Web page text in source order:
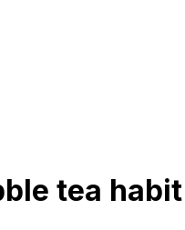
tea